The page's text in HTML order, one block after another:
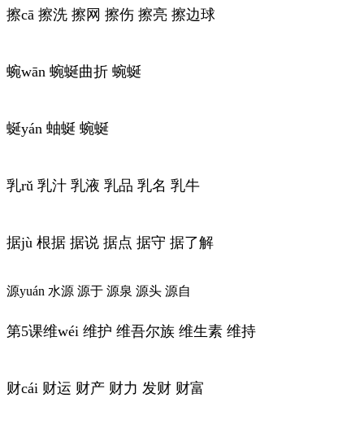
擦cā 擦洗 擦网 擦伤 擦亮 擦边球
蜿wān 蜿蜒曲折 蜿蜒
蜒yán 蚰蜒 蜿蜒
乳rǔ 乳汁 乳液 乳品 乳名 乳牛
据jù 根据 据说 据点 据守 据了解
源yuán 水源 源于 源泉 源头 源自
第5课维wéi 维护 维吾尔族 维生素 维持
财cái 财运 财产 财力 发财 财富